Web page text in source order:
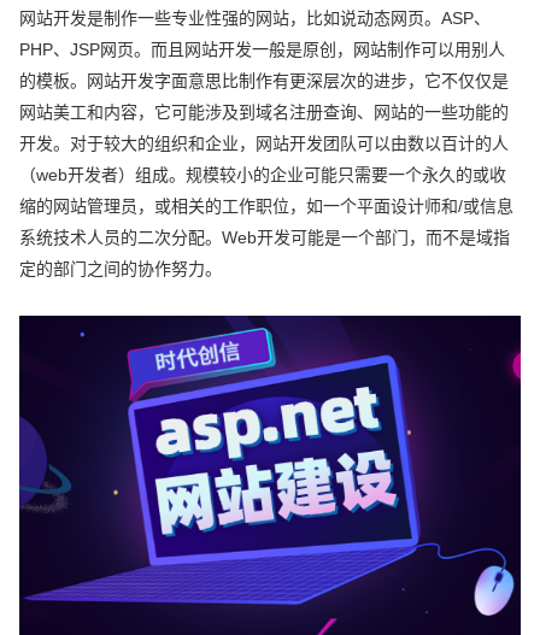
网站开发是制作一些专业性强的网站，比如说动态网页。ASP、
PHP、JSP网页。而且网站开发一般是原创，网站制作可以用别人
的模板。网站开发字面意思比制作有更深层次的进步，它不仅仅是
网站美工和内容，它可能涉及到域名注册查询、网站的一些功能的
开发。对于较大的组织和企业，网站开发团队可以由数以百计的人
（web开发者）组成。规模较小的企业可能只需要一个永久的或收
缩的网站管理员，或相关的工作职位，如一个平面设计师和/或信息
系统技术人员的二次分配。Web开发可能是一个部门，而不是域指
定的部门之间的协作努力。